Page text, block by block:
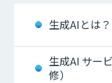
生成AIとは？
生成AI サー
修）